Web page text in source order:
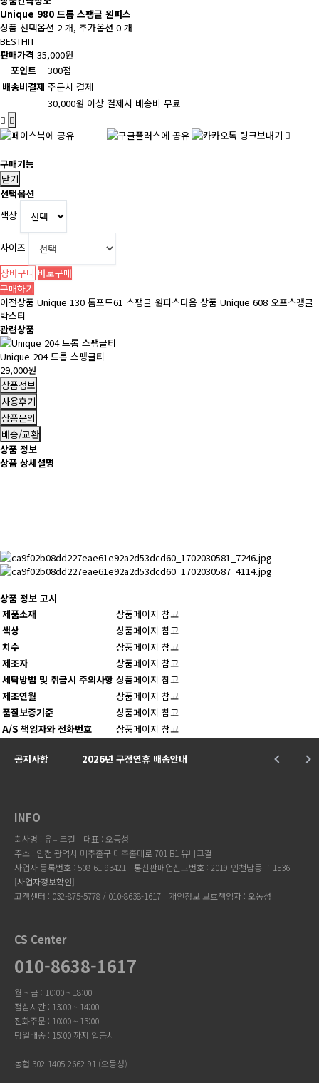
Unique 980 드롭 스팽글 원피스
상품 선택옵션 2 개, 추가옵션 0 개
BESTHIT
판매가격 35,000원
포인트
300점
배송비결제 주문시 결제
30,000원 이상 결제시 배송비 무료
구매기능
닫기
선택옵션
색상
사이즈
장바구니 바로구매
구매하기
이전상품 Unique 130 톰포드61 스팽글 원피스다음 상품 Unique 608 오프스팽글
박스티
관련상품
Unique 204 드롭 스팽글티
29,000원
상품정보
사용후기
상품문의
배송/교환
상품 정보
상품 상세설명
상품 정보 고시
제품소재
상품페이지 참고
색상
상품페이지 참고
치수
상품페이지 참고
제조자
상품페이지 참고
세탁방법 및 취급시 주의사항 상품페이지 참고
제조연월
상품페이지 참고
품질보증기준
상품페이지 참고
A/S 책임자와 전화번호
상품페이지 참고
공지사항 2026년 구정연휴 배송안내
INFO
회사명 : 유니크걸
대표 : 오동성
주소 : 인천 광역시 미추홀구 미추홀대로 701 B1 유니크걸
사업자 등록번호 : 508-61-93421
통신판매업신고번호 : 2019-인천남동구-1536
[사업자정보확인]
고객센터 : 032-875-5778 / 010-8638-1617
개인정보 보호책임자 : 오동성
CS Center
010-8638-1617
월 ~ 금 : 10:00 ~ 18:00
점심시간 : 13:00 ~ 14:00
전화주문 : 10:00 ~ 13:00
당일배송 : 15:00 까지 입금시
농협 302-1405-2662-91 (오동성)